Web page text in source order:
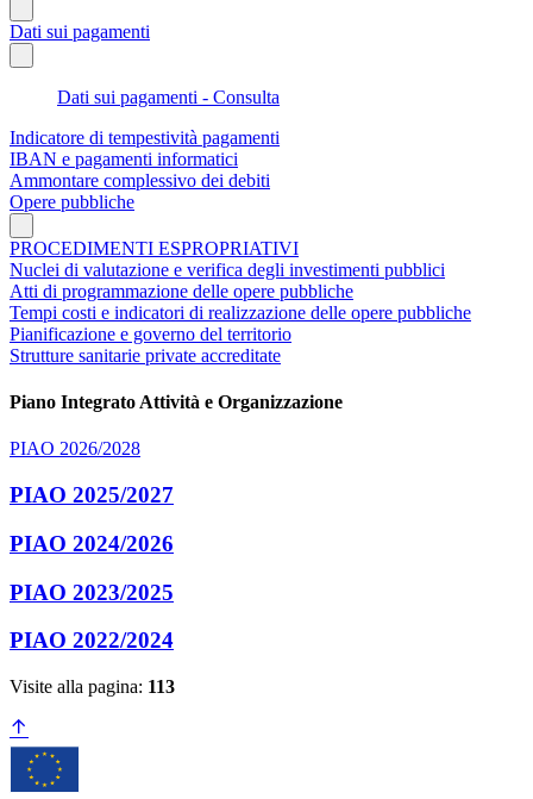
Dati sui pagamenti
Dati sui pagamenti - Consulta
Indicatore di tempestività pagamenti
IBAN e pagamenti informatici
Ammontare complessivo dei debiti
Opere pubbliche
PROCEDIMENTI ESPROPRIATIVI
Nuclei di valutazione e verifica degli investimenti pubblici
Atti di programmazione delle opere pubbliche
Tempi costi e indicatori di realizzazione delle opere pubbliche
Pianificazione e governo del territorio
Strutture sanitarie private accreditate
Piano Integrato Attività e Organizzazione
PIAO 2026/2028
PIAO 2025/2027
PIAO 2024/2026
PIAO 2023/2025
PIAO 2022/2024
Visite alla pagina: 113